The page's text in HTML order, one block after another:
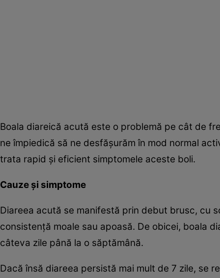
Boala diareică acută este o problemă pe cât de
ne împiedică să ne desfăşurăm în mod normal
trata rapid şi eficient simptomele aceste boli.
Cauze şi simptome
Diareea acută se manifestă prin debut brusc, cu
consistenţă moale sau apoasă. De obicei, boala
câteva zile până la o săptămână.
Dacă însă diareea persistă mai mult de 7 zile, se